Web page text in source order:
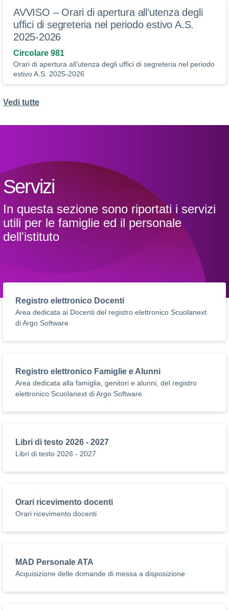
AVVISO – Orari di apertura all’utenza degli
uffici di segreteria nel periodo estivo A.S.
2025-2026
Circolare 981
Orari di apertura all’utenza degli uffici di segreteria nel periodo
estivo A.S. 2025-2026
Vedi tutte
Servizi
In questa sezione sono riportati i servizi
utili per le famiglie ed il personale
dell'istituto
Registro elettronico Docenti
Area dedicata ai Docenti del registro elettronico Scuolanext
di Argo Software
Registro elettronico Famiglie e Alunni
Area dedicata alla famiglia, genitori e alunni, del registro
elettronico Scuolanext di Argo Software.
Libri di testo 2026 - 2027
Libri di testo 2026 - 2027
Orari ricevimento docenti
Orari ricevimento docenti
MAD Personale ATA
Acquisizione delle domande di messa a disposizione